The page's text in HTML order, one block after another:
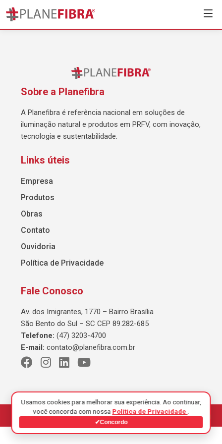
Sobre a Planefibra
A Planefibra é referência nacional em soluções de
iluminação natural e produtos em PRFV, com inovação,
tecnologia e sustentabilidade.
Links úteis
Empresa
Produtos
Obras
Contato
Ouvidoria
Política de Privacidade
Fale Conosco
Av. dos Imigrantes, 1770 – Bairro Brasília
São Bento do Sul – SC CEP 89.282-685
Telefone: (47) 3203-4700
E-mail: contato@planefibra.com.br
© 2026 Planefibra. Todos os direitos reservados.
Usamos cookies para melhorar sua experiência. Ao continuar,
você concorda com nossa Política de Privacidade
✔Concordo